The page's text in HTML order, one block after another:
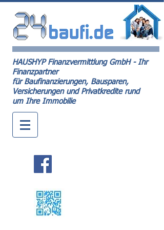
HAUSHYP Finanzvermittlung GmbH - Ihr
Finanzpartner
für Baufinanzierungen, Bausparen,
Versicherungen und Privatkredite rund
um Ihre Immobilie